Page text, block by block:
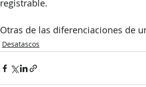
registrable.
Otras de las diferenciaciones de
Desatascos